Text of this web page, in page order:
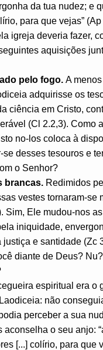
da tua nudez; e
para que vejas” (Ap
igreja deveria fazer,
aquisições
pelo fogo. A
adquirisse os
ciência em Cristo,
(Cl 2.2,3). Como
no-los coloca à
se desses tesouros e
o Senhor?
brancas. Redimidos
vestes tornaram-se
Sim, Ele mudou-nos
iniquidade,
justiça e santidade (Zc
diante de Deus?
espiritual era o
não
perceber a sua
aconselha o seu anjo:
[...] colírio, para que